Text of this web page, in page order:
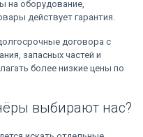
на оборудование,
действует гарантия.
договора с
запасных частей и
более низкие цены по
выбирают нас?